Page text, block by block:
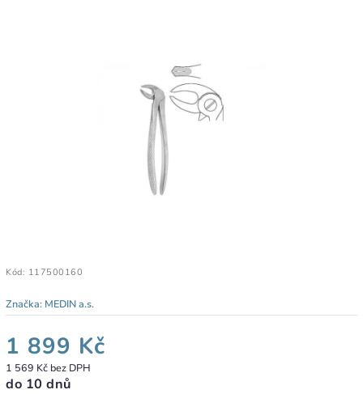
Kód: 117500160
Značka: MEDIN a.s.
1 899 Kč
1 569 Kč bez DPH
do 10 dnů